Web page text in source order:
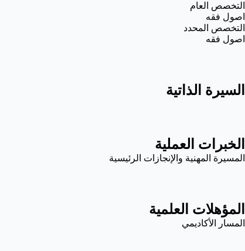
التخصص العام
اصول فقه
التخصص المحدد
اصول فقه
السيرة الذاتية
الخبرات العملية
المسيرة المهنية والإنجازات الرئيسية
المؤهلات العلمية
المسار الأكاديمي